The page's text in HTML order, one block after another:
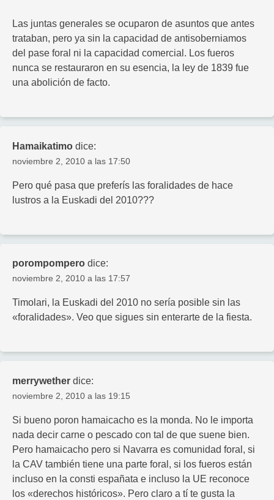
Las juntas generales se ocuparon de asuntos que antes
trataban, pero ya sin la capacidad de antisoberniamos
del pase foral ni la capacidad comercial. Los fueros
nunca se restauraron en su esencia, la ley de 1839 fue
una abolición de facto.
Hamaikatimo dice:
noviembre 2, 2010 a las 17:50
Pero qué pasa que preferís las foralidades de hace
lustros a la Euskadi del 2010???
porompompero dice:
noviembre 2, 2010 a las 17:57
Timolari, la Euskadi del 2010 no sería posible sin las
«foralidades». Veo que sigues sin enterarte de la fiesta.
merrywether dice:
noviembre 2, 2010 a las 19:15
Si bueno poron hamaicacho es la monda. No le importa
nada decir carne o pescado con tal de que suene bien.
Pero hamaicacho pero si Navarra es comunidad foral, si
la CAV también tiene una parte foral, si los fueros están
incluso en la consti españata e incluso la UE reconoce
los «derechos históricos». Pero claro a tí te gusta la